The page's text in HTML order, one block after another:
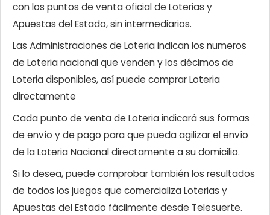
con los puntos de venta oficial de Loterias y
Apuestas del Estado, sin intermediarios.
Las Administraciones de Loteria indican los numeros
de Loteria nacional que venden y los décimos de
Loteria disponibles, así puede comprar Loteria
directamente
Cada punto de venta de Loteria indicará sus formas
de envío y de pago para que pueda agilizar el envío
de la Loteria Nacional directamente a su domicilio.
Si lo desea, puede comprobar también los resultados
de todos los juegos que comercializa Loterias y
Apuestas del Estado fácilmente desde Telesuerte.